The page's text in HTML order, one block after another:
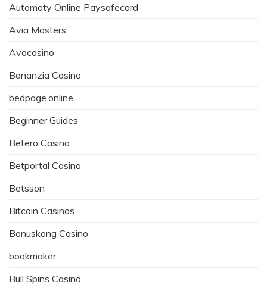
Automaty Online Paysafecard
Avia Masters
Avocasino
Bananzia Casino
bedpage.online
Beginner Guides
Betero Casino
Betportal Casino
Betsson
Bitcoin Casinos
Bonuskong Casino
bookmaker
Bull Spins Casino